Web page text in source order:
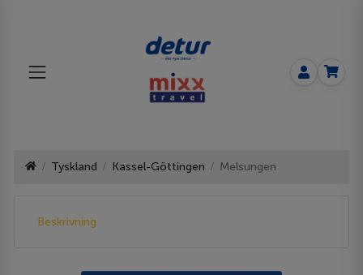
Tyskland Kassel-Göttingen Melsungen
Beskrivning